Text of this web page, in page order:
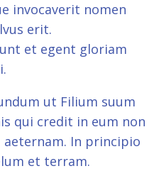
invocaverit nomen
erit.
et egent gloriam
ut Filium suum
qui credit in eum non
In principio
et terram.